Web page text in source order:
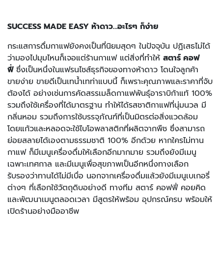
SUCCESS MADE EASY ห้าดาว…อะไรๆ ก็ง่าย
กระแสการดื่มกาแฟยังคงเป็นที่นิยมสุดๆ ในปัจจุบัน ปฏิเสธไม่ได้
ว่ามองไปมุมไหนก็เจอแต่ร้านกาแฟ แต่สิ่งที่ทำให้ สตาร์ คอฟ
ฟี่ซึ่งเป็นหนึ่งในแฟรนไชส์ธุรกิจของทางห้าดาว โดนใจลูกค้า
ขายง่าย ขายดีเป็นเทน้ำเทท่าแบบนี้ ก็เพราะคุณภาพและราคาที่จับ
ต้องได้ อย่างเช่นการคัดสรรเมล็ดกาแฟพันธุ์อาราบิก้าแท้ 100%
รวมถึงใช้เครื่องที่ได้มาตรฐาน ทำให้ได้รสชาติกาแฟที่นุ่มนวล มี
กลิ่นหอม รวมถึงการใช้บรรจุภัณฑ์ที่เป็นมิตรต่อสิ่งแวดล้อม
โดยแก้วและหลอดจะใช้ไบโอพลาสติกที่ผลิตจากพืช ซึ่งสามารถ
ย่อยสลายได้เองตามธรรมชาติ 100% อีกด้วย หากใครไม่ทาน
กาแฟ ก็มีเมนูเครื่องดื่มให้เลือกอีกมากมาย รวมถึงยังมีเมนู
เฉพาะเทศกาล และมีเมนูเพื่อสุขภาพเป็นอีกหนึ่งทางเลือก
รับรองว่าทานได้ไม่มีเบื่อ นอกจากเครื่องดื่มแล้วยังมีเมนูเบเกอรี่
ต่างๆ ที่เลือกใช้วัตถุดิบอย่างดี ทางทีม สตาร์ คอฟฟี่ คอยคิด
และพัฒนาเมนูตลอดเวลา มีสูตรให้พร้อม อุปกรณ์ครบ พร้อมให้
เปิดร้านอย่างมืออาชีพ